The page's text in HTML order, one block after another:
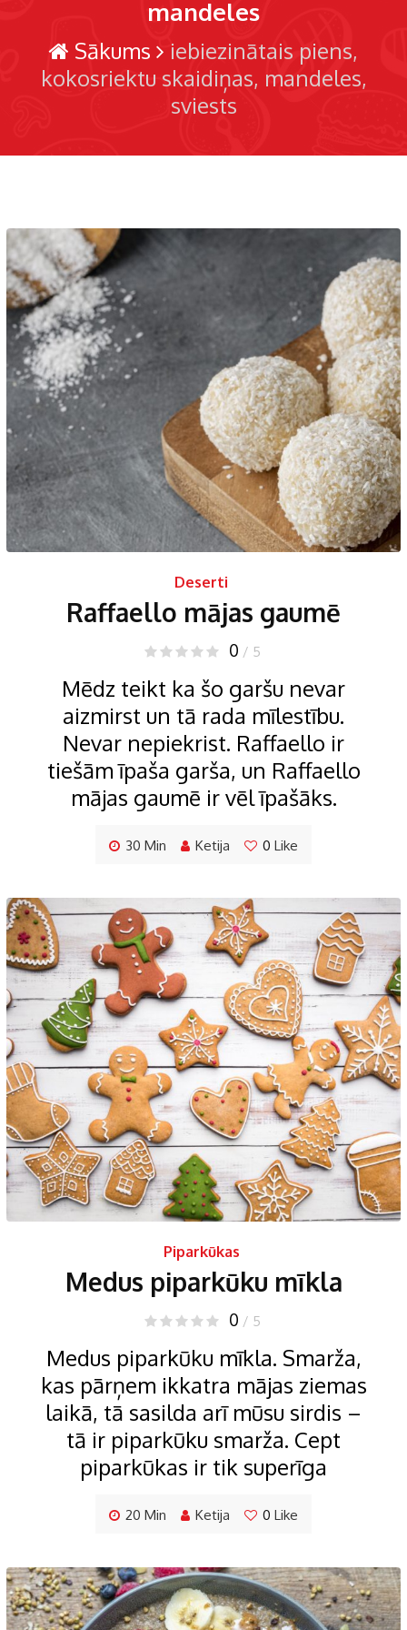
mandeles
Sākums
iebiezinātais piens
kokosriektu skaidiņas mandeles
sviests
Deserti
Raffaello mājas gaumē
0 / 5
Mēdz teikt ka šo garšu nevar
aizmirst un tā rada mīlestību.
Nevar nepiekrist. Raffaello ir
tiešām īpaša garša, un Raffaello
mājas gaumē ir vēl īpašāks.
30 Min Ketija 0 Like
Piparkūkas
Medus piparkūku mīkla
0 / 5
Medus piparkūku mīkla. Smarža,
kas pārņem ikkatra mājas ziemas
laikā, tā sasilda arī mūsu sirdis –
tā ir piparkūku smarža. Cept
piparkūkas ir tik superīga
20 Min Ketija 0 Like